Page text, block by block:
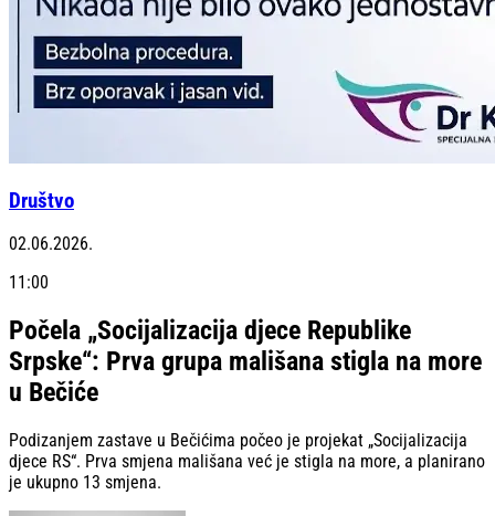
Društvo
02.06.2026.
11:00
Počela „Socijalizacija djece Republike
Srpske“: Prva grupa mališana stigla na more
u Bečiće
Podizanjem zastave u Bečićima počeo je projekat „Socijalizacija
djece RS“. Prva smjena mališana već je stigla na more, a planirano
je ukupno 13 smjena.